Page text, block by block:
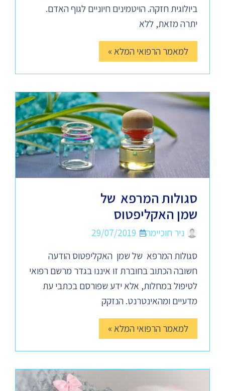
ביולוגית חזקה. הויטמינים חיוניים לגוף האדם.
יתרה מזאת, ללא
למאמר הרפואי המלא »
סגולות המרפא של
שמן האקליפטוס
ניר חוכיימה
29/07/2019
סגולות המרפא של שמן האקליפטוס הודעה
חשובה הכתוב בחוברת זו איננו בגדר מרשם רפואי
לטיפול במחלות, אלא ידע שפורסם בכתבי עת
מדעיים ומהאינטרנט. הנזקק
למאמר הרפואי המלא »